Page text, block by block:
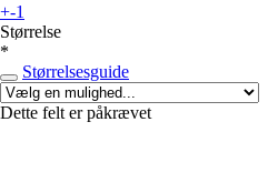
+-1
Størrelse
*
Størrelsesguide
Dette felt er påkrævet